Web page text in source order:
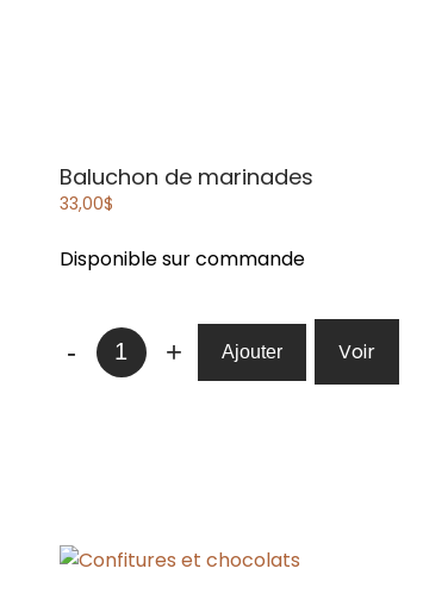
Baluchon de marinades
33,00$
Disponible sur commande
-
quantité
de
+ Ajouter Voir